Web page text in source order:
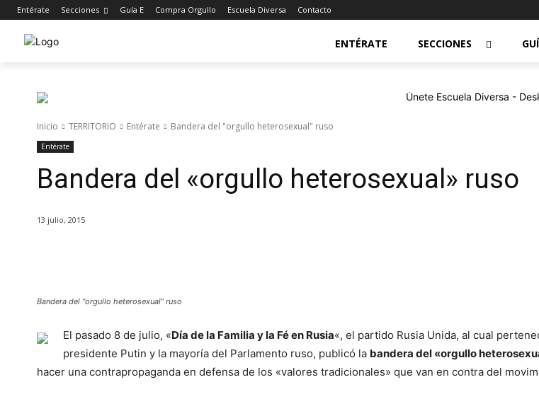
Entérate Secciones Guía E Compra Orgullo Escuela Diversa Contacto
ENTÉRATE SECCIONES
Inicio TERRITORIO Entérate Bandera del "orgullo heterosexual" ruso
Entérate
Bandera del «orgullo heterosexual» ruso
13 julio, 2015
Bandera del “orgullo heterosexual” ruso
El pasado 8 de julio, «Día de la Familia y la Fé en Rusia«, el partido Rusia Unida, al cual
presidente Putin y la mayoría del Parlamento ruso, publicó la bandera del «orgullo
hacer una contrapropaganda en defensa de los «valores tradicionales» que van en contra del